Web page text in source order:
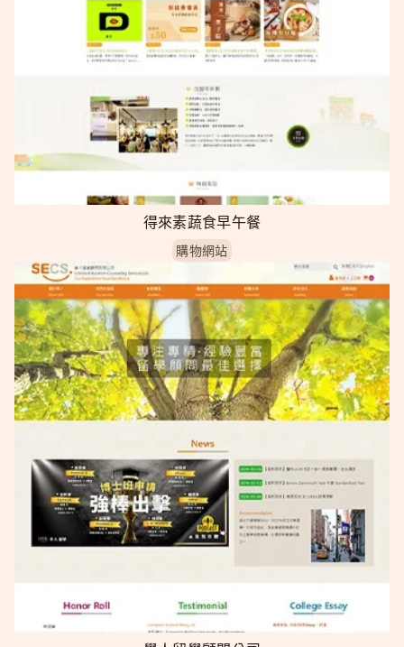
得來素蔬食早午餐
購物網站